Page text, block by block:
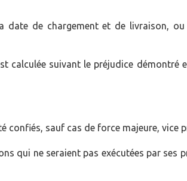
date de chargement et de livraison,
calculée suivant le préjudice
confiés, sauf cas de force majeure, vice
qui ne seraient pas exécutées par ses